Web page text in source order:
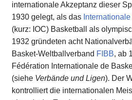
internationale Akzeptanz dieser
1930 gelegt, als das
(kurz: IOC) Basketball als
1932 gründeten acht
Basket-Weltballverband FIBB, ab
Fédération Internationale de
(siehe Verbände und Ligen). Der
kontrolliert die internationalen